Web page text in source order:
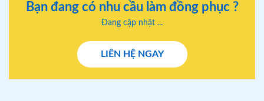
Bạn đang có nhu cầu làm đồng phục ?
Đang cập nhật ...
LIÊN HỆ NGAY